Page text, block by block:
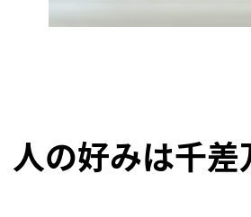
人の好みは千差